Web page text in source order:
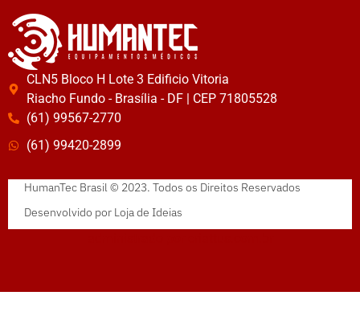
CLN5 Bloco H Lote 3 Edificio Vitoria
Riacho Fundo - Brasília - DF | CEP 71805528
(61) 99567-2770
(61) 99420-2899
HumanTec Brasil © 2023. Todos os Direitos Reservados
Desenvolvido por Loja de Ideias